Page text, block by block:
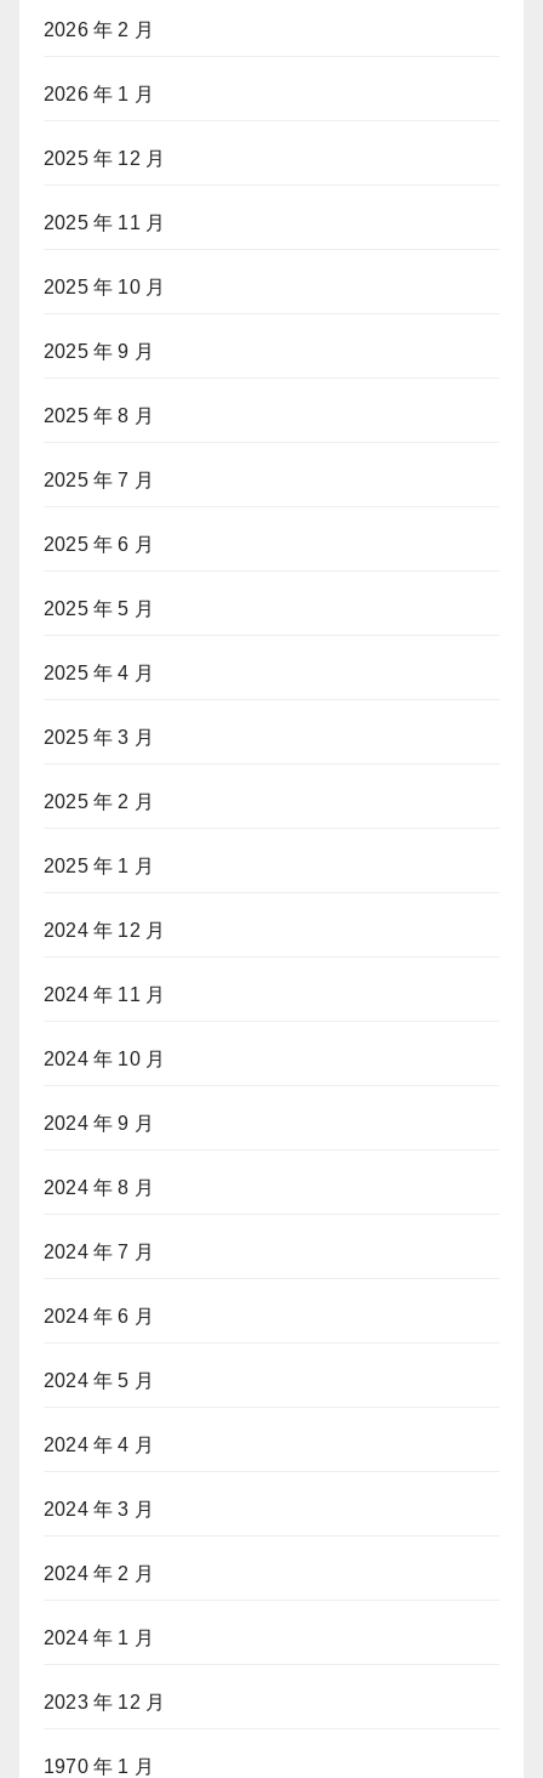
2026 年 2 月
2026 年 1 月
2025 年 12 月
2025 年 11 月
2025 年 10 月
2025 年 9 月
2025 年 8 月
2025 年 7 月
2025 年 6 月
2025 年 5 月
2025 年 4 月
2025 年 3 月
2025 年 2 月
2025 年 1 月
2024 年 12 月
2024 年 11 月
2024 年 10 月
2024 年 9 月
2024 年 8 月
2024 年 7 月
2024 年 6 月
2024 年 5 月
2024 年 4 月
2024 年 3 月
2024 年 2 月
2024 年 1 月
2023 年 12 月
1970 年 1 月